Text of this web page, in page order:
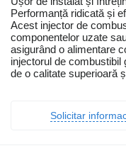
Performanță ridicată și
Acest injector de
componentelor uzate
asigurând o alimentare
injectorul de combustibil
de o calitate superioară
Solicitar